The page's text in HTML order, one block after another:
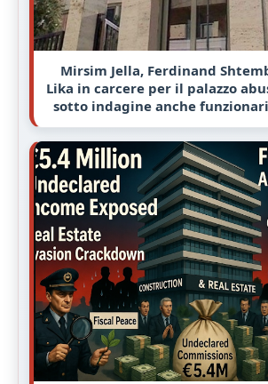
Mirsim Jella, Ferdinand
Lika in carcere per il palazzo
sotto indagine anche